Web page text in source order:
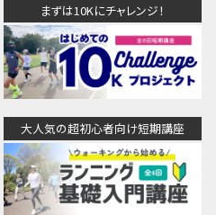
まずは10Kにチャレンジ！
大人気の超初心者向け短期講座